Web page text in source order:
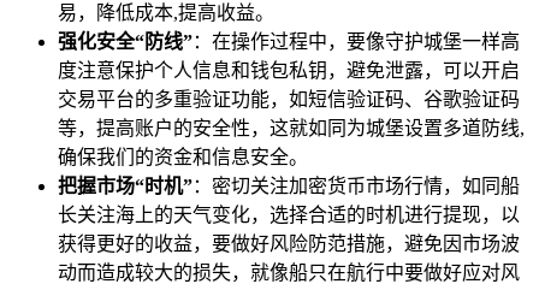
易，降低成本,提高收益。
强化安全“防线”：在操作过程中，要像守护城堡一样高
度注意保护个人信息和钱包私钥，避免泄露，可以开启
交易平台的多重验证功能，如短信验证码、谷歌验证码
等，提高账户的安全性，这就如同为城堡设置多道防线,
确保我们的资金和信息安全。
把握市场“时机”：密切关注加密货币市场行情，如同船
长关注海上的天气变化，选择合适的时机进行提现，以
获得更好的收益，要做好风险防范措施，避免因市场波
动而造成较大的损失，就像船只在航行中要做好应对风